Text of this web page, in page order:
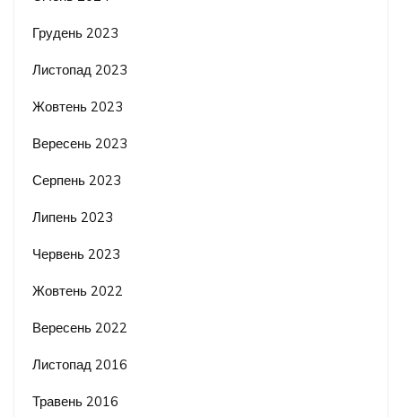
Грудень 2023
Листопад 2023
Жовтень 2023
Вересень 2023
Серпень 2023
Липень 2023
Червень 2023
Жовтень 2022
Вересень 2022
Листопад 2016
Травень 2016